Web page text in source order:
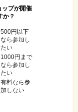
ップが開催
か？
500円以下
なら参加し
たい
1000円まで
なら参加し
たい
有料なら参
加しない